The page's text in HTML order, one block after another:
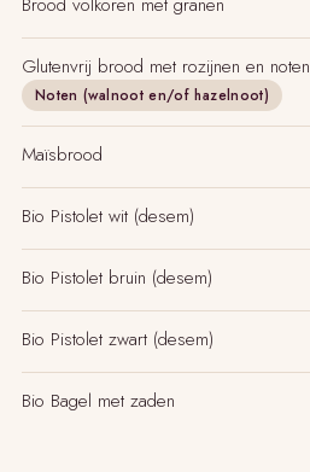
Glutenvrij brood met rozijnen en noten
Noten (walnoot en/of hazelnoot)
Maïsbrood
Bio Pistolet wit (desem)
Bio Pistolet bruin (desem)
Bio Pistolet zwart (desem)
Bio Bagel met zaden